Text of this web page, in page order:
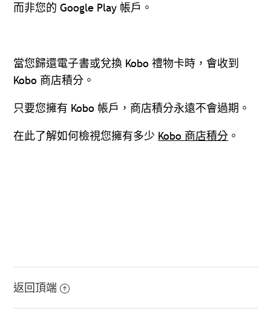
而非您的 Google Play 帳戶。
當您歸還電子書或兌換 Kobo 禮物卡時，會收到
Kobo 商店積分。
只要您擁有 Kobo 帳戶，商店積分永遠不會過期。
在此了解如何檢視您擁有多少 Kobo 商店積分 。
返回頂端